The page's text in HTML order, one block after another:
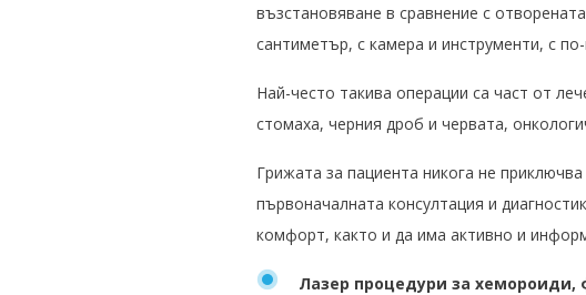
възстановяване в сравнение с
сантиметър, с камера и инструменти, с
Най-често такива операции са част от
стомаха, черния дроб и червата,
Грижата за пациента никога не
първоначалната консултация и
комфорт, както и да има активно и
Лазер процедури за